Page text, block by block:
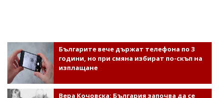
Българите вече държат телефона по 3
години, но при смяна избират по-скъп на
изплащане
Вера Кочовска: България започва да се